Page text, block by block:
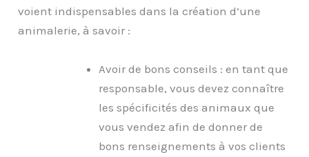
voient indispensables dans la création d’une
animalerie, à savoir :
Avoir de bons conseils : en tant que
responsable, vous devez connaître
les spécificités des animaux que
vous vendez afin de donner de
bons renseignements à vos clients